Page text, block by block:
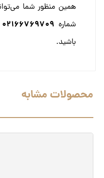
همین منظور شما
شماره 02166769709
باشید.
محصولات مشابه